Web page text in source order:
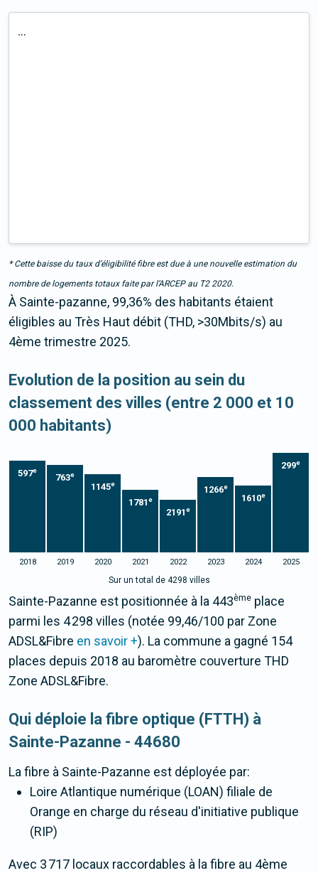
...
* Cette baisse du taux d’éligibilité fibre est due à une nouvelle estimation du
nombre de logements totaux faite par l’ARCEP au T2 2020.
À Sainte-pazanne, 99,36% des habitants étaient
éligibles au Très Haut débit (THD, >30Mbits/s) au
4ème trimestre 2025.
Evolution de la position au sein du
classement des villes (entre 2 000 et 10
000 habitants)
597e
763e
1145e
1781 e
2191 e
1266e
1610e
299e
2018 2019 2020 2021 2022 2023 2024 2025
Sur un total de 4298 villes
Sainte-Pazanne est positionnée à la 443ème place
parmi les 4 298 villes (notée 99,46/100 par Zone
ADSL&Fibre en savoir +). La commune a gagné 154
places depuis 2018 au baromètre couverture THD
Zone ADSL&Fibre.
Qui déploie la fibre optique (FTTH) à
Sainte-Pazanne - 44680
La fibre à Sainte-Pazanne est déployée par:
Loire Atlantique numérique (LOAN) filiale de
Orange en charge du réseau d'initiative publique
(RIP)
Avec 3 717 locaux raccordables à la fibre au 4ème